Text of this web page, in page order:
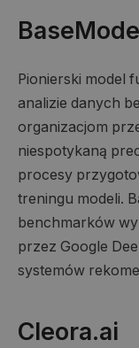
Pionierski model
analizie danych
organizacjom
niespotykaną
procesy
treningu modeli.
benchmarków
przez Google
systemów
Cleora.ai